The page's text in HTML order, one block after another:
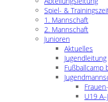
Spiel- &
1. Mannschaft
2. Mannschaft
Junioren
Aktuelles
Jugendleitung
Fußballcamp
U19